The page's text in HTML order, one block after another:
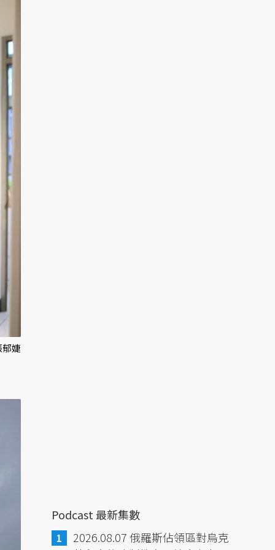
婕
Podcast 最新集數
2026.08.07 俄羅斯佔領區對烏克